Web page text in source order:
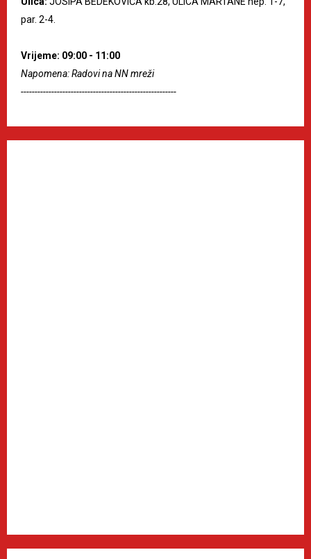
par. 2-4.
Vrijeme: 09:00 - 11:00
Napomena: Radovi na NN mreži
--------------------------------------------------------